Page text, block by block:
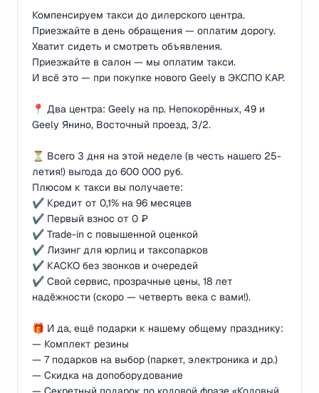
Компенсируем такси до дилерского центра.
Приезжайте в день обращения — оплатим дорогу.
Хватит сидеть и смотреть объявления.
Приезжайте в салон — мы оплатим такси.
И всё это — при покупке нового Geely в ЭКСПО КАР.
📍 Два центра: Geely на пр. Непокорённых, 49 и
Geely Янино, Восточный проезд, 3/2.
⏳ Всего 3 дня на этой неделе (в честь нашего 25-
летия!) выгода до 600 000 руб.
Плюсом к такси вы получаете:
✔️ Кредит от 0,1% на 96 месяцев
✔️ Первый взнос от 0 ₽
✔️ Trade-in с повышенной оценкой
✔️ Лизинг для юрлиц и таксопарков
✔️ КАСКО без звонков и очередей
✔️ Свой сервис, прозрачные цены, 18 лет
надёжности (скоро — четверть века с вами!).
🎁 И да, ещё подарки к нашему общему празднику:
— Комплект резины
— 7 подарков на выбор (паркет, электроника и др.)
— Скидка на допоборудование